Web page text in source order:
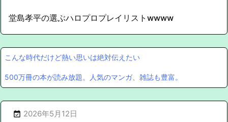
堂島孝平の選ぶハロプロプレイリストwwww
こんな時代だけど熱い思いは絶対伝えたい
500万冊の本が読み放題。人気のマンガ、雑誌も豊富。
 2026年5月12日